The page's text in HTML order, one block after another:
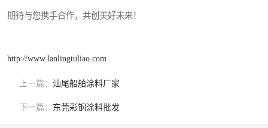
期待与您携手合作，共创美好未来！
http://www.lanlingtuliao.com
上一篇： 汕尾船舶涂料厂家
下一篇： 东莞彩钢涂料批发